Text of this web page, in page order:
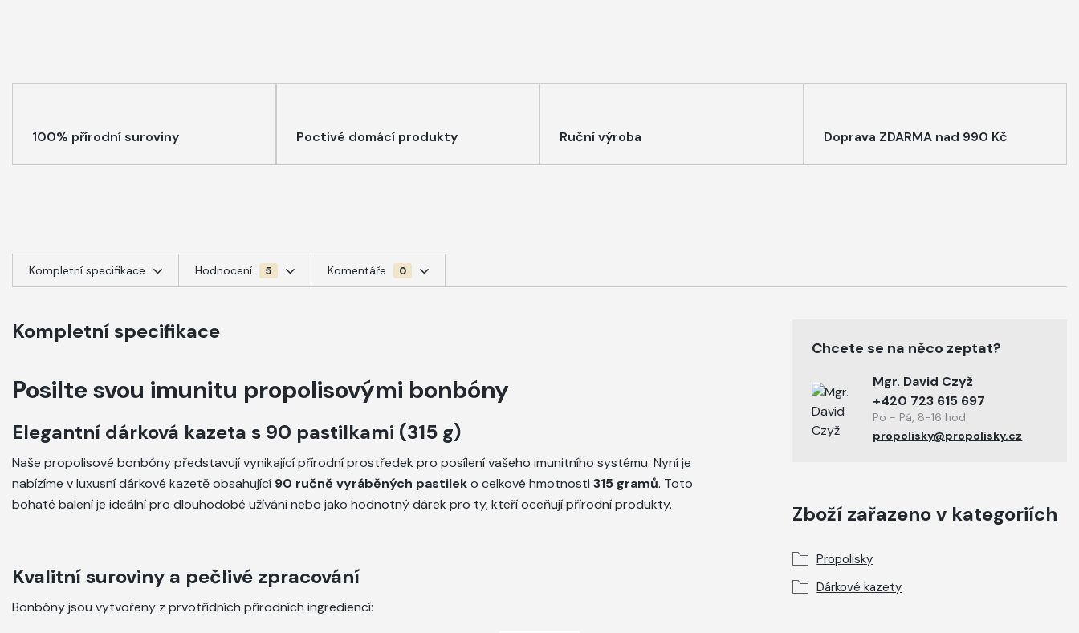
100% přírodní suroviny Poctivé domácí produkty Ruční výroba Doprava ZDARMA nad 990 Kč
Kompletní specifikace Hodnocení 5 Komentáře 0
Kompletní specifikace
Posilte svou imunitu propolisovými bonbóny
Elegantní dárková kazeta s 90 pastilkami (315 g)
Naše propolisové bonbóny představují vynikající přírodní prostředek pro posílení vašeho imunitního systému. Nyní je
nabízíme v luxusní dárkové kazetě obsahující 90 ručně vyráběných pastileko celkové hmotnosti 315 gramů. Toto
bohaté balení je ideální pro dlouhodobé užívání nebo jako hodnotný dárek pro ty, kteří oceňují přírodní produkty.
Kvalitní suroviny a pečlivé zpracování
Bonbóny jsou vytvořeny z prvotřídních přírodních ingrediencí:
Zboží zařazeno v kategoriích
Propolisky
Dárkové kazety
Chcete se na něco zeptat?
Mgr. David Czyž
+420 723 615 697
Po - Pá, 8-16 hod
propolisky@propolisky.cz